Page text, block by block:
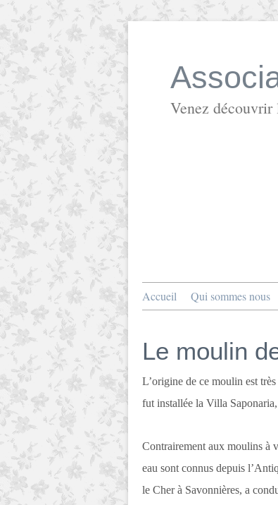
Venez
Accueil Qui sommes nous
Le moulin
L’origine de ce moulin est
fut installée la Villa
Contrairement aux moulins à
eau sont connus depuis
le Cher à Savonnières, a